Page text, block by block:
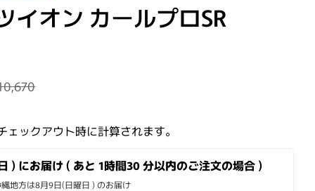
イオン カールプロSR
ェックアウト時に計算されます。
) にお届け ( あと 1時間30 分以内のご注文の場合 )
地方は8月9日(日曜日 ) のお届け